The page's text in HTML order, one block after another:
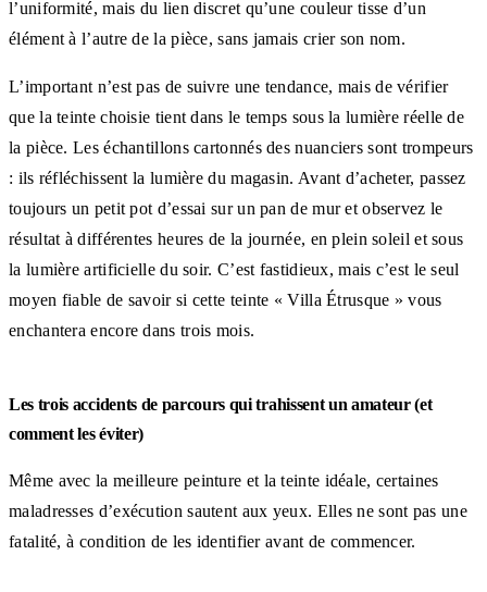
l’uniformité, mais du lien discret qu’une couleur tisse d’un
élément à l’autre de la pièce, sans jamais crier son nom.
L’important n’est pas de suivre une tendance, mais de vérifier
que la teinte choisie tient dans le temps sous la lumière réelle de
la pièce. Les échantillons cartonnés des nuanciers sont trompeurs
: ils réfléchissent la lumière du magasin. Avant d’acheter, passez
toujours un petit pot d’essai sur un pan de mur et observez le
résultat à différentes heures de la journée, en plein soleil et sous
la lumière artificielle du soir. C’est fastidieux, mais c’est le seul
moyen fiable de savoir si cette teinte « Villa Étrusque » vous
enchantera encore dans trois mois.
Les trois accidents de parcours qui trahissent un amateur (et
comment les éviter)
Même avec la meilleure peinture et la teinte idéale, certaines
maladresses d’exécution sautent aux yeux. Elles ne sont pas une
fatalité, à condition de les identifier avant de commencer.